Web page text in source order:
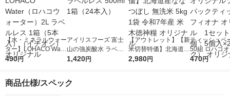
【水・ミネラルウォー
ター】LOHACO Wate
r（ロハコウォータ
シ） オリジナル
490円
アイリスフーズ 富士
山の強炭酸水 ラベル
レス 500ml 1箱（24
1,420円
【アウトレット】【新
米切替特価】北海道産
ななつぼし 無洗米 5k
2,980円
ティッシュペ
50組 ロハコ
ルソフトパッ
470円
商品仕様/スペック